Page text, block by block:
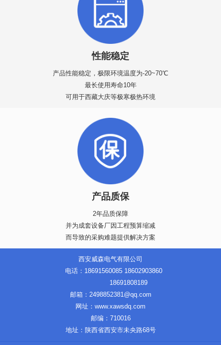
性能稳定
产品性能稳定，极限环境温度为-20~70℃
最长使用寿命10年
可用于西藏大庆等极寒极热环境
产品质保
2年品质保障
并为成套设备厂因工程预算缩减
而导致的采购难题提供解决方案
西安威森电气有限公司
电话：18691560085 18602903860
18691808189
邮箱：2498852381@qq.com
网址：www.xawsdq.com
邮编：710016
地址：陕西省西安市未央路68号